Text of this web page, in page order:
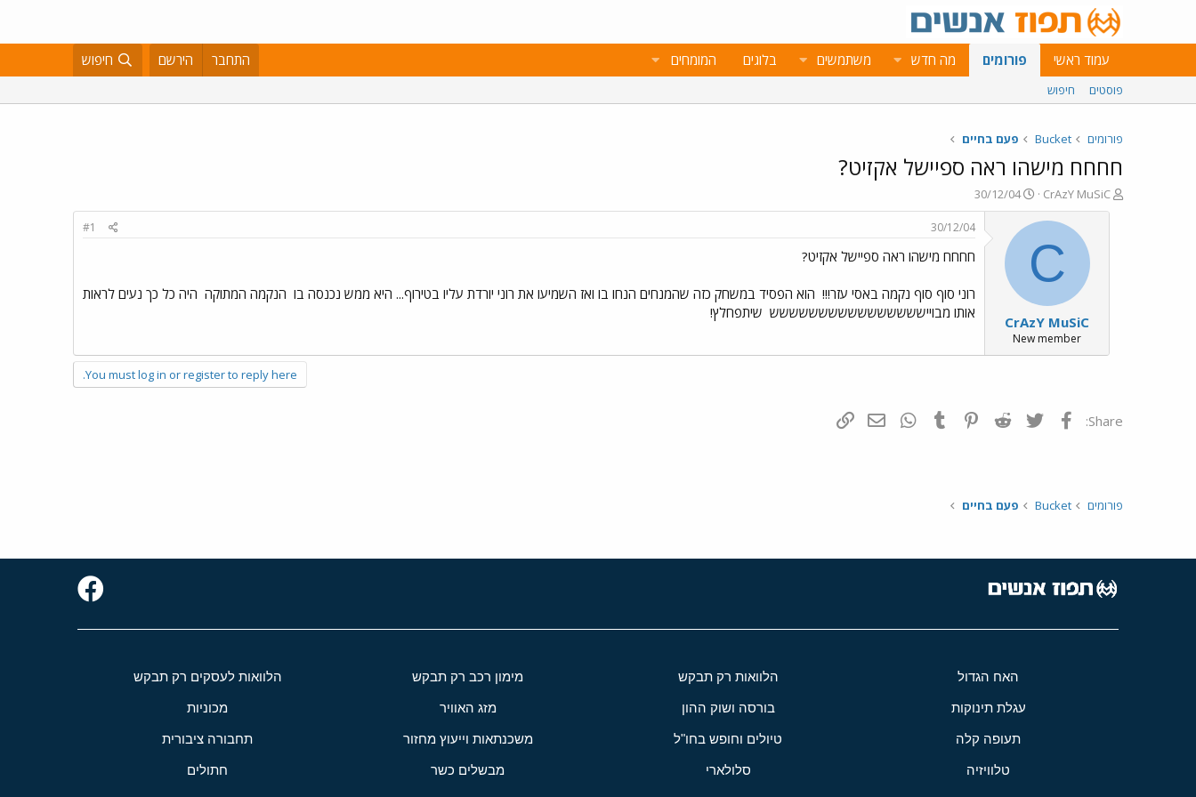
עמוד ראשי פורומים מה חדש משתמשים בלוגים המומחים התחבר הירשם חיפוש
פוסטים חיפוש
פורומים Bucket פעם בחיים
חחחח מישהו ראה ספיישל אקזיט?
פ
ו
CrAzY MuSiC
פ
ו
ס
ת
ר
י
ך
30/12/04
C
CrAzY MuSiC
New member
30/12/04
#1
חחחח מישהו ראה ספיישל אקזיט?
רוני סוף סוף נקמה באסי עזר!!! הוא הפסיד במשחק כזה שהמנחים הנחו בו ואז השמיעו את רוני יורדת עליו בטירוף... היא ממש נכנסה בו הנקמה המתוקה היה כל כך נעים לראות
אותו מבויישששששששששששששששש שיתפחלץ!
You must log in or register to reply here.
Share: פייסבוק Twitter
Reddit
Pinterest
Tumblr
WhatsAppדואר אלקטרוני
פורומים Bucket פעם בחיים
האח הגדול הלוואות רק תבקש מימון רכב רק תבקש הלוואות לעסקים רק תבקש
עגלת תינוקות בורסה ושוק ההון מזג האוויר מכוניות
תעופה קלה טיולים וחופש בחו"ל משכנתאות וייעוץ מחזור תחבורה ציבורית
טלוויזיה סלולארי מבשלים כשר חתולים